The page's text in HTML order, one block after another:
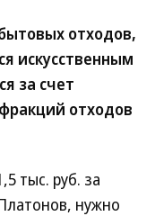
отходов,
искусственным
за счет
отходов
тыс. руб. за
нужно